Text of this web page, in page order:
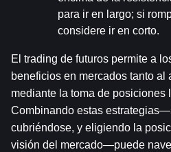
para ir en largo; si
considere ir en corto.
El trading de futuros permite a
beneficios en mercados tanto al
mediante la toma de posiciones
Combinando estas
cubriéndose, y eligiendo la
visión del mercado—puede